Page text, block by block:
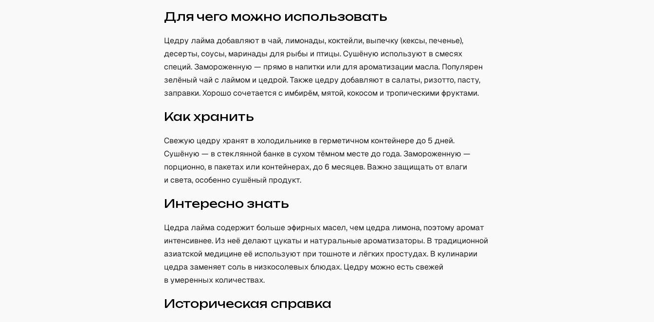
Для чего можно использовать
Цедру лайма добавляют в чай, лимонады, коктейли, выпечку (кексы, печенье),
десерты, соусы, маринады для рыбы и птицы. Сушёную используют в смесях
специй. Замороженную — прямо в напитки или для ароматизации масла. Популярен
зелёный чай с лаймом и цедрой. Также цедру добавляют в салаты, ризотто, пасту,
заправки. Хорошо сочетается с имбирём, мятой, кокосом и тропическими фруктами.
Как хранить
Свежую цедру хранят в холодильнике в герметичном контейнере до 5 дней.
Сушёную — в стеклянной банке в сухом тёмном месте до года. Замороженную —
порционно, в пакетах или контейнерах, до 6 месяцев. Важно защищать от влаги
и света, особенно сушёный продукт.
Интересно знать
Цедра лайма содержит больше эфирных масел, чем цедра лимона, поэтому аромат
интенсивнее. Из неё делают цукаты и натуральные ароматизаторы. В традиционной
азиатской медицине её используют при тошноте и лёгких простудах. В кулинарии
цедра заменяет соль в низкосолевых блюдах. Цедру можно есть свежей
в умеренных количествах.
Историческая справка